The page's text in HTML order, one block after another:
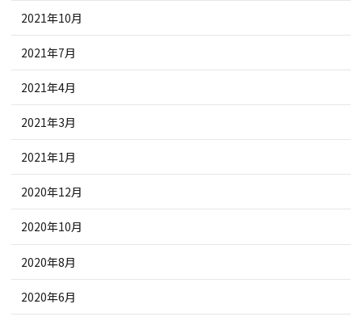
2021年10月
2021年7月
2021年4月
2021年3月
2021年1月
2020年12月
2020年10月
2020年8月
2020年6月